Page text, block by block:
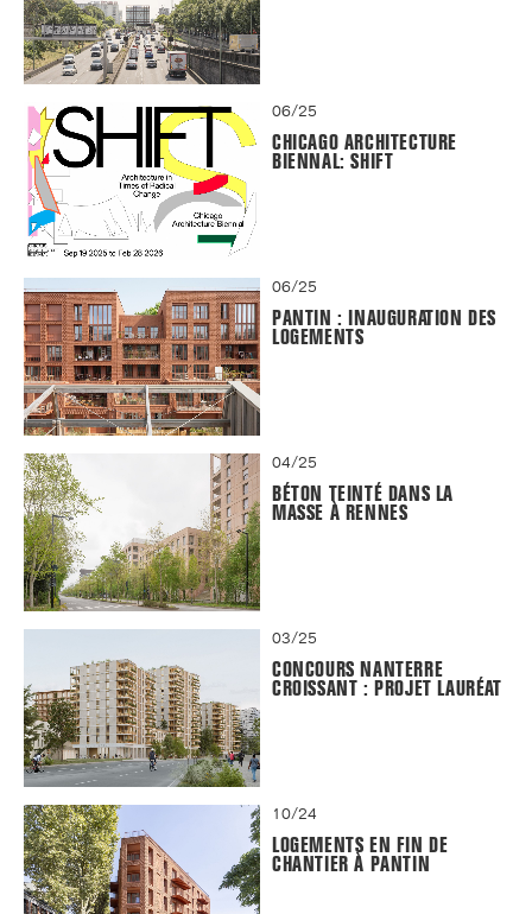
06/25
CHICAGO ARCHITECTURE
BIENNAL: SHIFT
06/25
PANTIN : INAUGURATION DES
LOGEMENTS
04/25
BÉTON TEINTÉ DANS LA
MASSE À RENNES
03/25
CONCOURS NANTERRE
CROISSANT : PROJET LAURÉAT
10/24
LOGEMENTS EN FIN DE
CHANTIER À PANTIN